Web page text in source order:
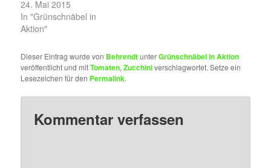
24. Mai 2015
In "Grünschnäbel in
Aktion"
Dieser Eintrag wurde von BehrendtunterGrünschnäbel in Aktion
veröffentlicht und mitTomaten,Zucchiniverschlagwortet. Setze ein
Lesezeichen für den Permalink.
Kommentar verfassen